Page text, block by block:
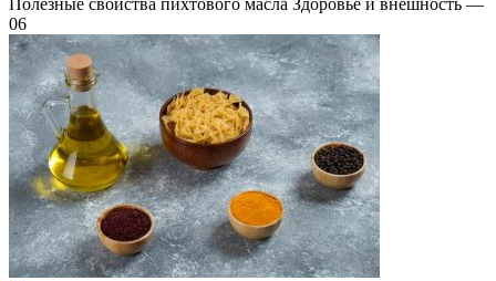
Полезные свойства пихтового масла Здоровье и внешность —
06